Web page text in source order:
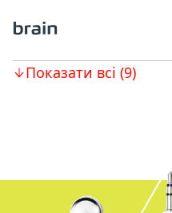
Показати всі (9)